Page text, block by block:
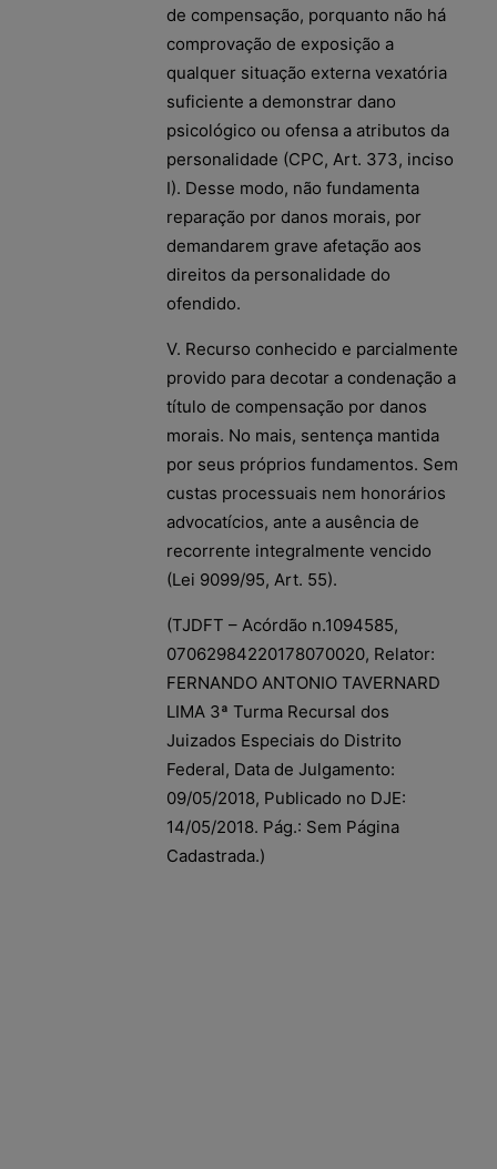
de compensação, porquanto não há
comprovação de exposição a
qualquer situação externa vexatória
suficiente a demonstrar dano
psicológico ou ofensa a atributos da
personalidade (CPC, Art. 373, inciso
I). Desse modo, não fundamenta
reparação por danos morais, por
demandarem grave afetação aos
direitos da personalidade do
ofendido.
V. Recurso conhecido e parcialmente
provido para decotar a condenação a
título de compensação por danos
morais. No mais, sentença mantida
por seus próprios fundamentos. Sem
custas processuais nem honorários
advocatícios, ante a ausência de
recorrente integralmente vencido
(Lei 9099/95, Art. 55).
(TJDFT – Acórdão n.1094585,
07062984220178070020, Relator:
FERNANDO ANTONIO TAVERNARD
LIMA 3ª Turma Recursal dos
Juizados Especiais do Distrito
Federal, Data de Julgamento:
09/05/2018, Publicado no DJE:
14/05/2018. Pág.: Sem Página
Cadastrada.)